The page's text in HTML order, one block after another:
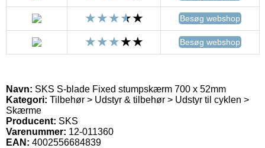
Besøg webshop
Besøg webshop
Navn: SKS S-blade Fixed stumpskærm 700 x 52mm
Kategori: Tilbehør > Udstyr & tilbehør > Udstyr til cyklen >
Skærme
Producent: SKS
Varenummer: 12-011360
EAN: 4002556684839